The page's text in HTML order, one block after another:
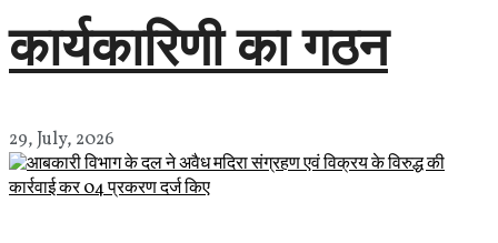
कार्यकारिणी का गठन
29, July, 2026